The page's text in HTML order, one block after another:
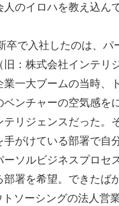
人のイロハを教え込ん
卒で入社したのは、パ
旧：株式会社インテリ
業一大ブームの当時、
ベンチャーの空気感を
テリジェンスだった。
手がけている部署で自
ーソルビジネスプロセ
部署を希望。できたば
ソーシングの法人営